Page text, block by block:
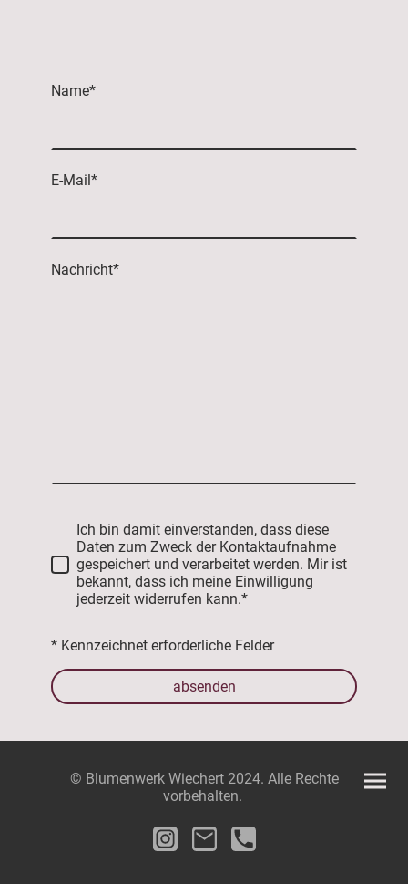
Name*
E-Mail*
Nachricht*
Ich bin damit einverstanden, dass diese
Daten zum Zweck der Kontaktaufnahme
gespeichert und verarbeitet werden. Mir ist
bekannt, dass ich meine Einwilligung
jederzeit widerrufen kann.*
* Kennzeichnet erforderliche Felder
absenden
© Blumenwerk Wiechert 2024. Alle Rechte
vorbehalten.